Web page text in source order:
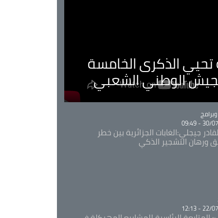
تحيي الذكرى الخامسة
الوطني الشعبي
30/07/
جيجلي:الغابات الجزائرية بين خطر
ورهان التشجير الذكي
22/07/